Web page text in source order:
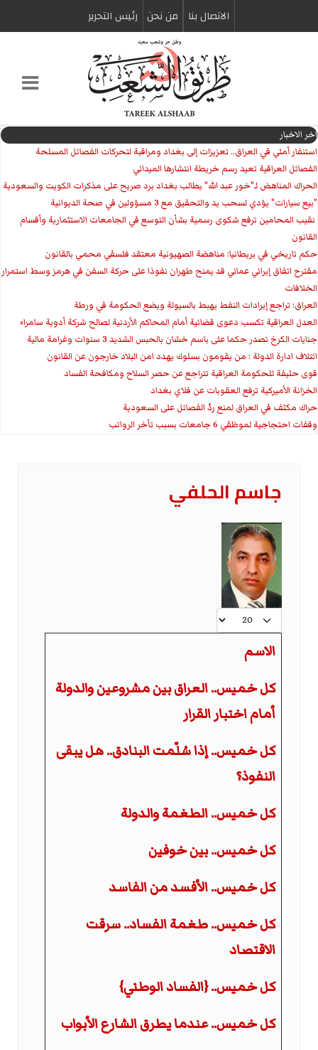
الاتصال بنا من نحن رئیس التحریر
اخر الاخبار
استنفار أمني في العراق.. تعزيزات إلى بغداد ومراقبة لتحركات الفصائل المسلحة
الفصائل العراقية تعيد رسم خريطة انتشارها الميداني
الحراك المناهض لـ"خور عبد الله" يطالب بغداد برد صريح على مذكرات الكويت والسعودية
"بيع سيارات" يؤدي لسحب يد والتحقيق مع 3 مسؤولين في صحة الديوانية
‏ نقيب المحامين ترفع شكوى رسمية بشأن التوسع في الجامعات الاستثمارية وأقسام
القانون
حكم تاريخي في بريطانيا: مناهضة الصهيونية معتقد فلسفي محمي بالقانون
مقترح اتفاق إيراني عماني قد يمنح طهران نفوذا على حركة السفن في هرمز وسط استمرار
الخلافات
العراق: تراجع إيرادات النفط يهبط بالسيولة ويضع الحكومة في ورطة
العدل العراقية تكسب دعوى قضائية أمام المحاكم الأردنية لصالح شركة أدوية سامراء
جنايات الكرخ تصدر حكما على باسم خشان بالحبس الشديد 3 سنوات وغرامة مالية
ائتلاف ادارة الدولة : من يقومون بسلوك يهدد امن البلاد خارجون عن القانون
قوى حليفة للحكومة العراقية تتراجع عن حصر السلاح ومكافحة الفساد
الخزانة الأميركية ترفع العقوبات عن فلاي بغداد
حراك مكثف في العراق لمنع ردّ الفصائل على السعودية
وقفات احتجاجية لموظفي 6 جامعات بسبب تأخر الرواتب
جاسم الحلفي
عدد الإظهارات:
الاسم
كل خميس.. العراق بين مشروعين والدولة
أمام اختبار القرار
كل خميس.. إذا سُلّمت البنادق.. هل يبقى
النفوذ؟
كل خميس.. الطغمة والدولة
كل خميس.. بين خوفين
كل خميس.. الأفسد من الفاسد
كل خميس.. طغمة الفساد.. سرقت
الاقتصاد
كل خميس.. {الفساد الوطني}
كل خميس.. عندما يطرق الشارع الأبواب